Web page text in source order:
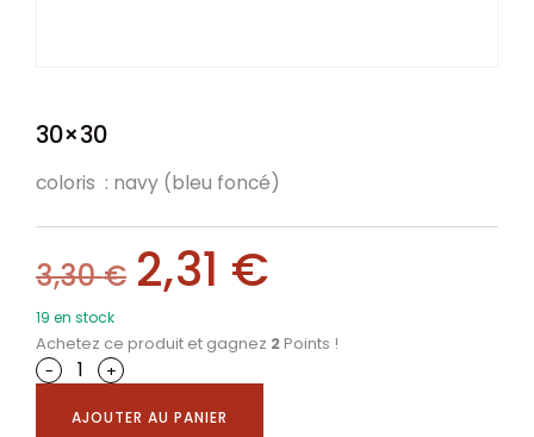
30×30
coloris : navy (bleu foncé)
3,30€ 2,31 €
19 en stock
Achetez ce produit et gagnez 2 Points !
-
+
AJOUTER AU PANIER